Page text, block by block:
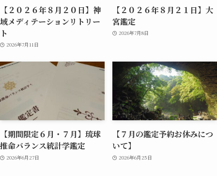
【２０２６年８月２０日】神
域メディテーションリトリー
ト
2026年7月11日
【２０２６年８月２１日】大
宮鑑定
2026年7月8日
【期間限定６月・７月】琉球
推命バランス統計学鑑定
2026年6月27日
【７月の鑑定予約お休みにつ
いて】
2026年6月25日